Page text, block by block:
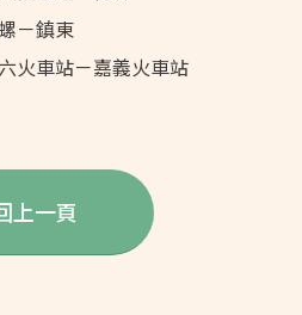
－鎮東
火車站－嘉義火車站
上一頁